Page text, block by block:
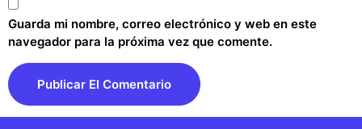
Guarda mi nombre, correo electrónico y web en este
navegador para la próxima vez que comente.